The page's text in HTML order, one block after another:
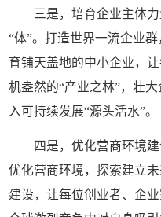
三是，培育企业主体
“体”。打造世界一流企业
育铺天盖地的中小企业，
机盎然的“产业之林”，壮
入可持续发展“源头活水”。
四是，优化营商环境
优化营商环境，探索建立
建设，让每位创业者、企